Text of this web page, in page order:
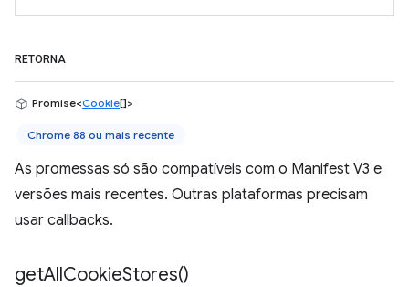
RETORNA
Promise<Cookie[]>
Chrome 88 ou mais recente
As promessas só são compatíveis com o Manifest V3 e
versões mais recentes. Outras plataformas precisam
usar callbacks.
getAllCookieStores()